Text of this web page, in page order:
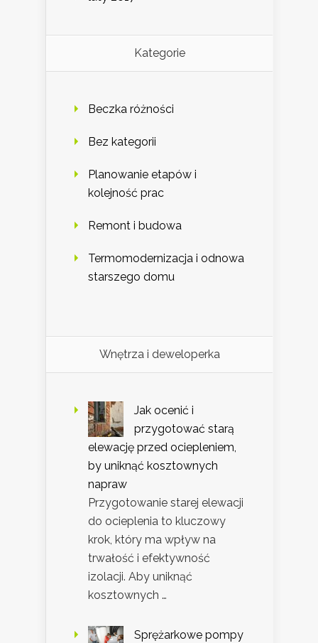
Kategorie
Beczka różności
Bez kategorii
Planowanie etapów i
kolejność prac
Remont i budowa
Termomodernizacja i odnowa
starszego domu
Wnętrza i deweloperka
Jak ocenić i
przygotować starą
elewację przed ociepleniem,
by uniknąć kosztownych
napraw
Przygotowanie starej elewacji
do ocieplenia to kluczowy
krok, który ma wpływ na
trwałość i efektywność
izolacji. Aby uniknąć
kosztownych …
Sprężarkowe pompy